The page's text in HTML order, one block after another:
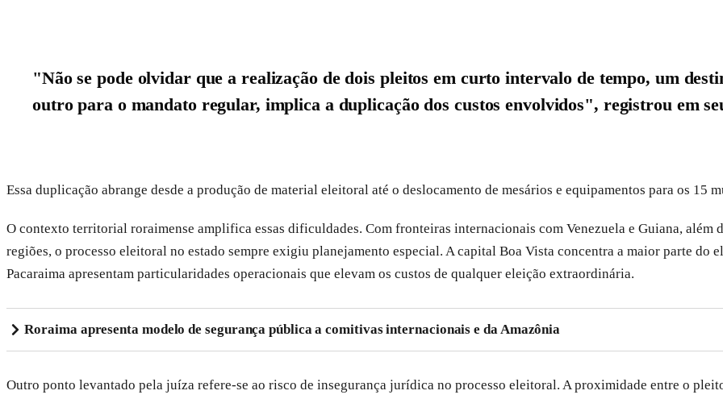
"Não se pode olvidar que a realização de dois pleitos em curto intervalo de tempo, um
outro para o mandato regular, implica a duplicação dos custos envolvidos", registrou em
Essa duplicação abrange desde a produção de material eleitoral até o deslocamento de mesários e equipamentos para os 15
O contexto territorial roraimense amplifica essas dificuldades. Com fronteiras internacionais com Venezuela e Guiana, além
regiões, o processo eleitoral no estado sempre exigiu planejamento especial. A capital Boa Vista concentra a maior parte do
Pacaraima apresentam particularidades operacionais que elevam os custos de qualquer eleição extraordinária.
Roraima apresenta modelo de segurança pública a comitivas internacionais e da Amazônia
Outro ponto levantado pela juíza refere-se ao risco de insegurança jurídica no processo eleitoral. A proximidade entre o